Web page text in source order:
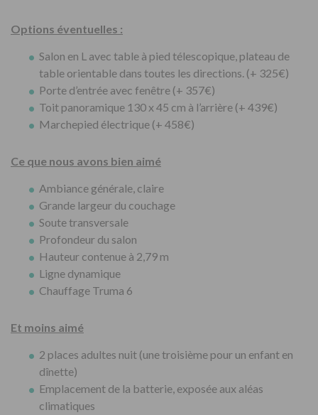
Options éventuelles :
Salon en L avec table à pied télescopique, plateau de
table orientable dans toutes les directions. (+ 325€)
Porte d’entrée avec fenêtre (+ 357€)
Toit panoramique 130 x 45 cm à l’arrière (+ 439€)
Marchepied électrique (+ 458€)
Ce que nous avons bien aimé
Ambiance générale, claire
Grande largeur du couchage
Soute transversale
Profondeur du salon
Hauteur contenue à 2,79 m
Ligne dynamique
Chauffage Truma 6
Et moins aimé
2 places adultes nuit (une troisième pour un enfant en
dînette)
Emplacement de la batterie, exposée aux aléas
climatiques